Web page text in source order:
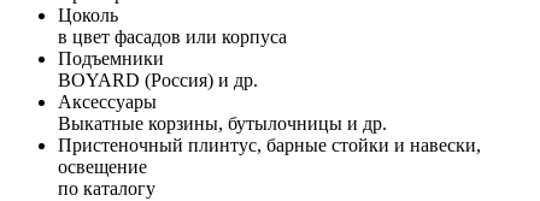
Цоколь
в цвет фасадов или корпуса
Подъемники
BOYARD (Россия) и др.
Аксессуары
Выкатные корзины, бутылочницы и др.
Пристеночный плинтус, барные стойки и навески,
освещение
по каталогу